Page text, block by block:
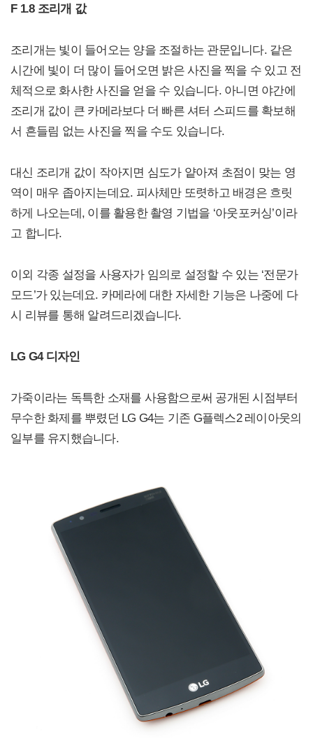
F 1.8 조리개 값
조리개는 빛이 들어오는 양을 조절하는 관문입니다. 같은
시간에 빛이 더 많이 들어오면 밝은 사진을 찍을 수 있고 전
체적으로 화사한 사진을 얻을 수 있습니다. 아니면 야간에
조리개 값이 큰 카메라보다 더 빠른 셔터 스피드를 확보해
서 흔들림 없는 사진을 찍을 수도 있습니다.
대신 조리개 값이 작아지면 심도가 얕아져 초점이 맞는 영
역이 매우 좁아지는데요. 피사체만 또렷하고 배경은 흐릿
하게 나오는데, 이를 활용한 촬영 기법을 ‘아웃포커싱’이라
고 합니다.
이외 각종 설정을 사용자가 임의로 설정할 수 있는 ‘전문가
모드’가 있는데요. 카메라에 대한 자세한 기능은 나중에 다
시 리뷰를 통해 알려드리겠습니다.
LG G4 디자인
가죽이라는 독특한 소재를 사용함으로써 공개된 시점부터
무수한 화제를 뿌렸던 LG G4는 기존 G플렉스2 레이아웃의
일부를 유지했습니다.